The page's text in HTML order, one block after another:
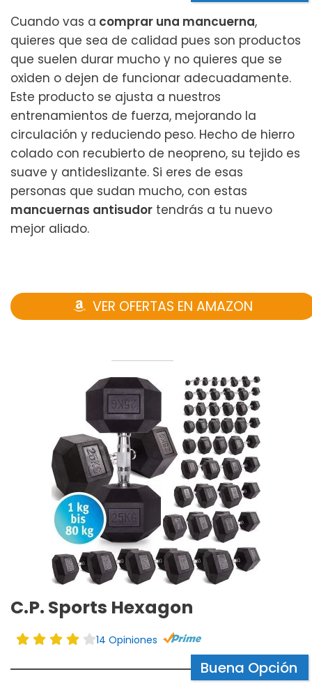
Cuando vas a comprar una mancuerna,
quieres que sea de calidad pues son productos
que suelen durar mucho y no quieres que se
oxiden o dejen de funcionar adecuadamente.
Este producto se ajusta a nuestros
entrenamientos de fuerza, mejorando la
circulación y reduciendo peso. Hecho de hierro
colado con recubierto de neopreno, su tejido es
suave y antideslizante. Si eres de esas
personas que sudan mucho, con estas
mancuernas antisudor tendrás a tu nuevo
mejor aliado.
VER OFERTAS EN AMAZON
C.P. Sports Hexagon
14 Opiniones
Buena Opción